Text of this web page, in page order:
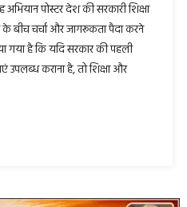
यह अभियान पोस्टर देश की सरकारी शिक्षा
बीच चर्चा और जागरूकता पैदा करने
गया है कि यदि सरकार की पहली
उपलब्ध कराना है, तो शिक्षा और